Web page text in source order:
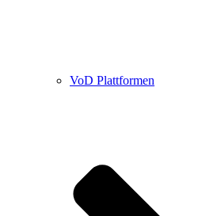
VoD Plattformen